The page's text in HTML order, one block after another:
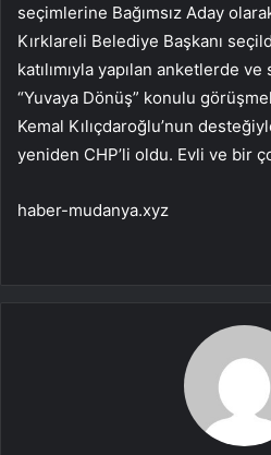
seçimlerine Bağımsız Aday
Kırklareli Belediye Başkanı
katılımıyla yapılan anketlerde
“Yuvaya Dönüş” konulu
Kemal Kılıçdaroğlu’nun
yeniden CHP’li oldu. Evli ve bir
haber-mudanya.xyz